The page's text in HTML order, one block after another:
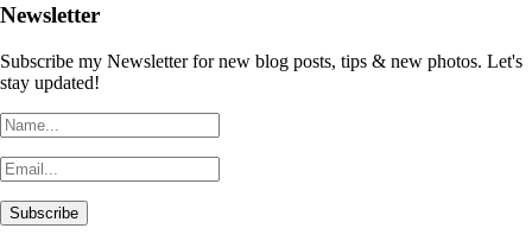
Newsletter
Subscribe my Newsletter for new blog posts, tips & new photos. Let's
stay updated!